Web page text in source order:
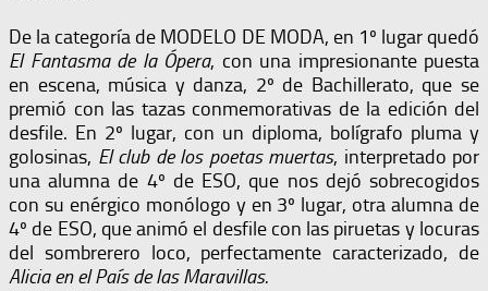
De la categoría de MODELO DE MODA, en 1º lugar quedó
El Fantasma de la Ópera, con una impresionante puesta
en escena, música y danza, 2º de Bachillerato, que se
premió con las tazas conmemorativas de la edición del
desfile. En 2º lugar, con un diploma, bolígrafo pluma y
golosinas, El club de los poetas muertas, interpretado por
una alumna de 4º de ESO, que nos dejó sobrecogidos
con su enérgico monólogo y en 3º lugar, otra alumna de
4º de ESO, que animó el desfile con las piruetas y locuras
del sombrerero loco, perfectamente caracterizado, de
Alicia en el País de las Maravillas.